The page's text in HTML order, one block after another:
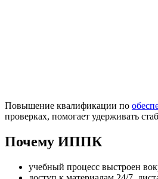
Повышение квалификации по
проверках, помогает удерживать
Почему ИППК
учебный процесс выстроен